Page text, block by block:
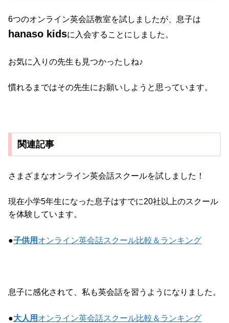
6つのオンライン英会話教室を試しましたが、息子は
hanaso kidsに入会することにしました。
お気に入りの先生も見つかったしね♪
慣れるまではその先生にお願いしようと思っています。
関連記事
さまざまなオンライン英会話スクールを試しました！
現在小学5年生になった息子はすでに20社以上のスクール
を体験しています。
●子供用 オンライン英会話スクール比較＆ランキング
息子に感化されて、私も英会話を習うようになりました。
●大人用 オンライン英会話スクール比較＆ランキング